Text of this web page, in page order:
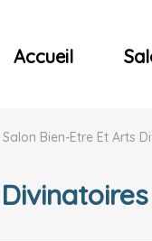
et Concerts
Accueil
Salon Bien-Etre Et Arts